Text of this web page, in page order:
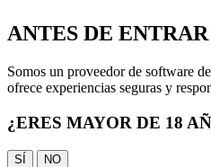
ANTES DE ENTRAR
Somos un proveedor de software
ofrece experiencias seguras y
¿ERES MAYOR DE 18
SÍ NO